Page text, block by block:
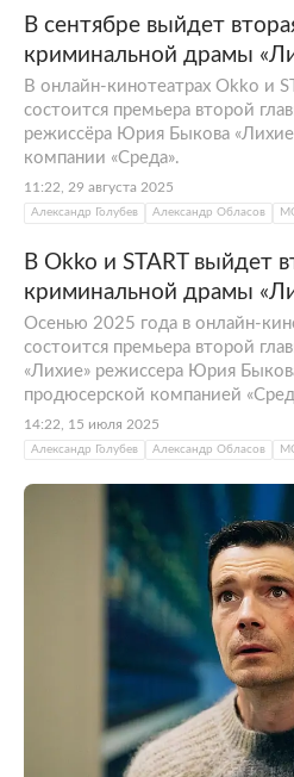
В сентябре выйдет
криминальной драмы
В онлайн-кинотеатрах Okko и
состоится премьера второй
режиссёра Юрия Быкова
компании «Среда».
11:22, 29 августа 2025
Александр Голубев Александр Обласов
В Okko и START выйдет
криминальной драмы
Осенью 2025 года в онлайн-
состоится премьера второй
«Лихие» режиссера Юрия
продюсерской компанией
14:22, 15 июля 2025
Александр Голубев Александр Обласов